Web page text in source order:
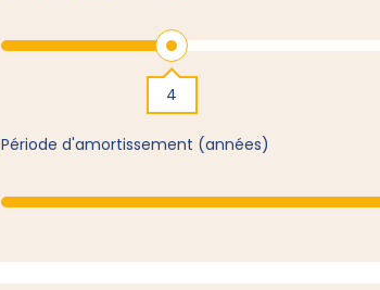
4
Période d'amortissement (années)